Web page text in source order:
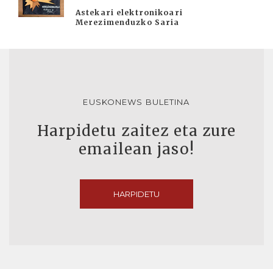
Astekari elektronikoari
Merezimenduzko Saria
EUSKONEWS BULETINA
Harpidetu zaitez eta zure
emailean jaso!
HARPIDETU